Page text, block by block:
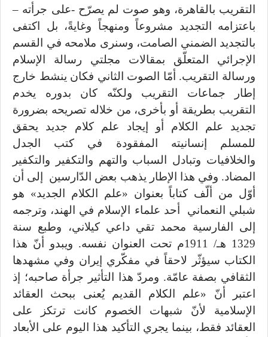
التقريب بالقاهرة، وهو صوت لم يصرّح -على جرأته –
باعتزامه التجديد مشروعاً ومنهجاً وغايةً، بل اكتفى
بالتجديد الضمني الصامت، وسنرى ملامحه في القسم
الإجرائي المتعلّق بمقالات مجلتي رسالة الإسلام
ورسالة التقريب. أمّا الصوت الثاني فكان ينشط خارج
إطار جماعات التقريب ولكنّه كان بدوره يخدم
التقريب بطريقة أو بأخرى، من خلاله تصريحه بضرورة
تجديد علم الكلام أو إيجاد علم كلام جديد يحقق
للمسلم إنسانيته المفقودة في كتب الجدل
والخلافيات وتبادل السباب والتهم والتكفير والتكفير
المضاد. وفي هذا الإطار يذهب بعض الدّارسين إلى أن
أوّل من ألّف كتاباً بعنوان «علم الكلام الجديد» هو
شبلي النعماني أحد علماء الإسلام في الهند، وترجمه
إلى الفارسية محمد تقي داعي كيلاني، وطبع سنة
1329 هـ/ 1911م تحت العنوان نفسه. ويبدو أنّ هذا
الكتاب سيؤثّر لاحقاً في مفكّري إيران وفي مشهدها
الثقافي بصفة عامّة. ومردّ هذا التأثير جرأة صاحبه؛ إذ
اعتبر أنّ «علم الكلام القديم يُعنى ببحث العقائد
الإسلامية لأنّ شبهات الخصوم كانت ترتكز على
العقائد فقط، بينما يجري التأكيد هذا اليوم على الأبعاد